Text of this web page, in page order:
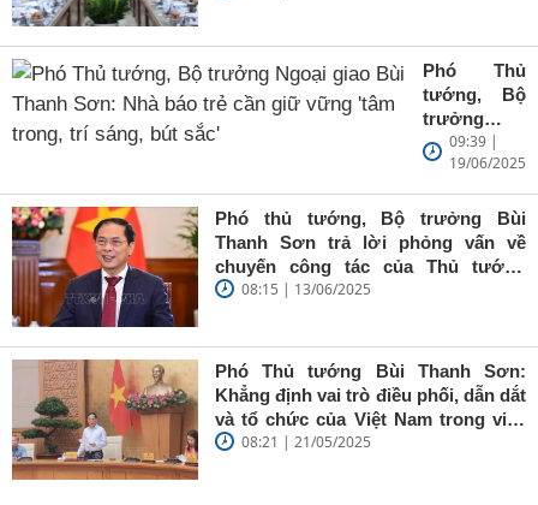
Phó Thủ
tướng, Bộ
trưởng
Ngoại giao
Bùi Thanh
Sơn: Nhà
báo trẻ cần
giữ vững
'tâm trong,
09:39 |
19/06/2025
Phó thủ tướng, Bộ trưởng Bùi
Thanh Sơn trả lời phỏng vấn về
chuyến công tác của Thủ tướng
Chính phủ đến Estonia, Pháp và
08:15 | 13/06/2025
Phó Thủ tướng Bùi Thanh Sơn:
Khẳng định vai trò điều phối, dẫn dắt
và tổ chức của Việt Nam trong việc
đề cao chủ nghĩa đa phương, đoàn
08:21 | 21/05/2025